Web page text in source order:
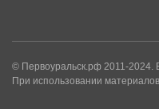
© Первоуральск.рф 2011-2024.
При использовании